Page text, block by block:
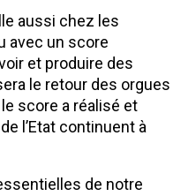
aussi chez les
avec un score
et produire des
le retour des orgues
score a réalisé et
l’Etat continuent à
de notre